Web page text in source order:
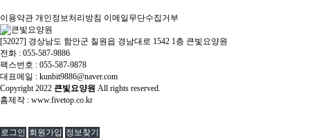
이용약관 개인정보처리방침 이메일무단수집거부
[52027] 경상남도 함안군 칠원읍 경남대로 1542 1층 큰빛요양원
전화 : 055-587-9886
팩스번호 : 055-587-9878
대표메일 : kunbit9886@naver.com
Copyright2022 큰빛요양원 All rights reserved.
홈제작 : www.fivetop.co.kr
로그인 회원가입 정보찾기